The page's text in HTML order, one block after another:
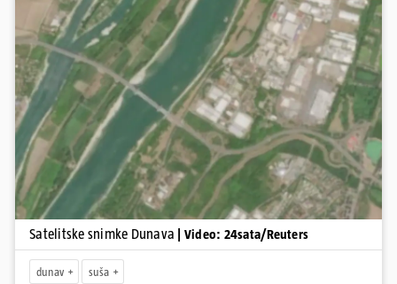
toka, od Njemačke i Austrije, preko Slovačke, Hrvatske i Srbije, do
Rumunjske i Bugarske. Snimke je tijekom ljeta 2025. i 2026.
zabilježio satelit Sentinel-2 u sklopu programa Europske unije
Copernicus.
Pokretanje videa...
Satelitske snimke Dunava | Video: 24sata/Reuters
dunav suša